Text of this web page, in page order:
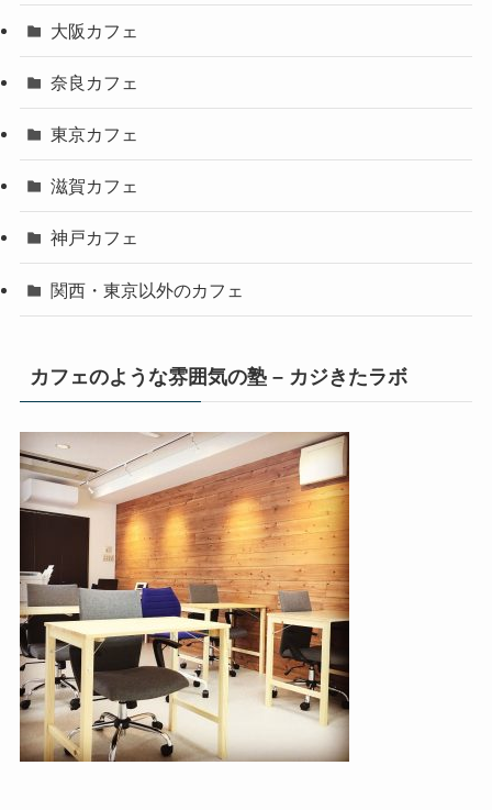
大阪カフェ
奈良カフェ
東京カフェ
滋賀カフェ
神戸カフェ
関西・東京以外のカフェ
カフェのような雰囲気の塾 – カジきたラボ